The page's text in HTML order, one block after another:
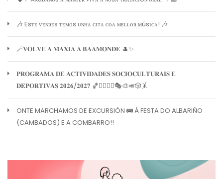
🎶 Esᴛᴇ ᴠᴇɴʀᴇs ᴛᴇᴍᴏs ᴜɴʜᴀ ᴄɪᴛᴀ ᴄᴏᴀ ᴍᴇʟʟᴏʀ ᴍúsɪᴄᴀ! 🎶
🪄𝐕𝐎𝐋𝐕𝐄 𝐀 𝐌𝐀𝐗𝐈𝐀 𝐀 𝐁𝐀𝐀𝐌𝐎𝐍𝐃𝐄 🎩✨
𝐏𝐑𝐎𝐆𝐑𝐀𝐌𝐀 𝐃𝐄 𝐀𝐂𝐓𝐈𝐕𝐈𝐃𝐀𝐃𝐄𝐒 𝐒𝐎𝐂𝐈𝐎𝐂𝐔𝐋𝐓𝐔𝐑𝐀𝐈𝐒 𝐄
𝐃𝐄𝐏𝐎𝐑𝐓𝐈𝐕𝐀𝐒 𝟐𝟎𝟐𝟔/𝟐𝟎𝟐𝟕 🏀🏊‍♀️🧘‍♀️🎭🎨🎺🎲🤸
ONTE MARCHAMOS DE EXCURSIÓN 🚌 Á FESTA DO ALBARIÑO
(CAMBADOS) E A COMBARRO!!